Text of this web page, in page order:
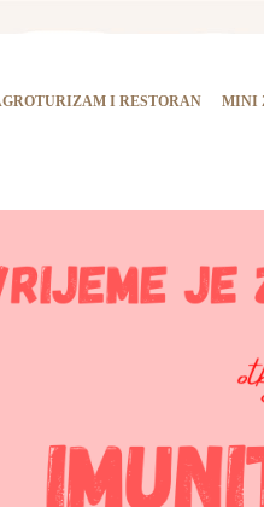
I RESTORAN MINI
I